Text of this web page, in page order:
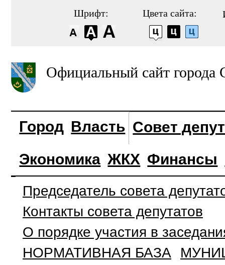
Шрифт: Цвета сайта:
Официальный сайт города
Город Власть Совет
Экономика ЖКХ Финансы
Председатель совета
Контакты совета депутатов
О порядке участия в
НОРМАТИВНАЯ БАЗА